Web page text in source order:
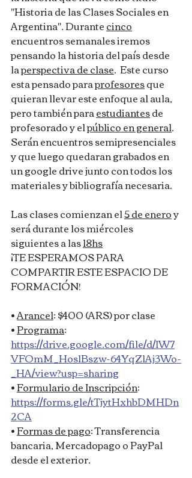
"Historia de las Clases Sociales en
Argentina". Durante cinco
encuentros semanales iremos
pensando la historia del país desde
la perspectiva de clase.  Este curso
esta pensado para profesores que
quieran llevar este enfoque al aula,
pero también para estudiantes de
profesorado y el público en general.
Serán encuentros semipresenciales
y que luego quedaran grabados en
un google drive junto con todos los
materiales y bibliografía necesaria.
Las clases comienzan el 5 de enero y
será durante los miércoles
siguientes a las 18hs
¡TE ESPERAMOS PARA
COMPARTIR ESTE ESPACIO DE
FORMACIÓN!
• Arancel: $400 (ARS) por clase
• Programa:
https://drive.google.com/file/d/1W7
VFOmM_Hos1Bszw-64YqZlAj3Wo-
_HA/view?usp=sharing
• Formulario de Inscripción:
https://forms.gle/tTjytHxhbDMHDn
2CA
• Formas de pago: Transferencia
bancaria, Mercadopago o PayPal
desde el exterior.